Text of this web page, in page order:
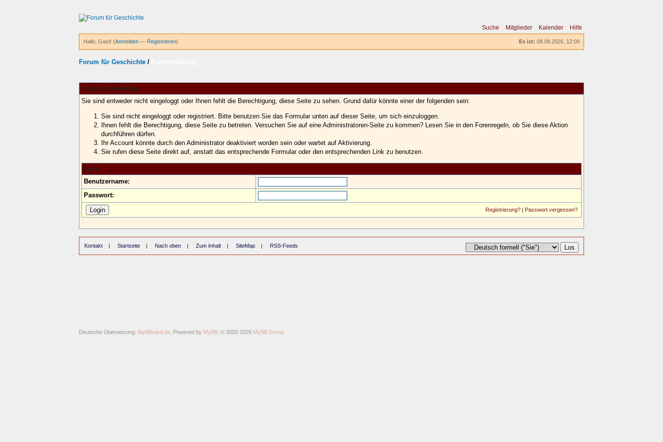
Suche Mitglieder Kalender Hilfe
Es ist: 08.08.2026, 12:09
Hallo, Gast! (Anmelden — Registrieren)
Forum für Geschichte /
Forum für Geschichte
Sie sind entweder nicht eingeloggt oder Ihnen fehlt die Berechtigung, diese Seite zu sehen. Grund dafür könnte einer der folgenden sein:
Sie sind nicht eingeloggt oder registriert. Bitte benutzen Sie das Formular unten auf dieser Seite, um sich einzuloggen.
Ihnen fehlt die Berechtigung, diese Seite zu betreten. Versuchen Sie auf eine Administratoren-Seite zu kommen? Lesen Sie in den Forenregeln, ob Sie diese Aktion
durchführen dürfen.
Ihr Account könnte durch den Administrator deaktiviert worden sein oder wartet auf Aktivierung.
Sie rufen diese Seite direkt auf, anstatt das entsprechende Formular oder den entsprechenden Link zu benutzen.
Login
Benutzername:
Passwort:
Registrierung? | Passwort vergessen?
Kontakt | Startseite | Nach oben | Zum Inhalt | SiteMap | RSS-Feeds
Deutsche Übersetzung: MyBBoard.de , Powered by MyBB , © 2002-2026 MyBB Group